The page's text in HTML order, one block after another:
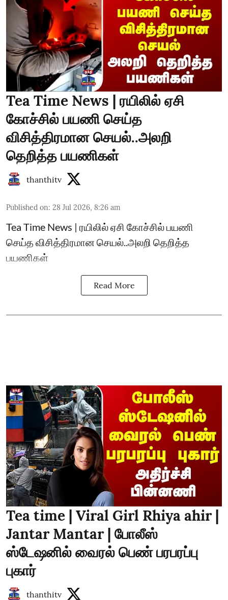
Tea Time News | ரயிலில் ஏசி
கோச்சில் பயணி செய்த
விசித்திரமான செயல்..அலறி
தெறித்த பயணிகள்
thanthitv
Published on: 28 Jul 2026, 8:26 am
Tea Time News | ரயிலில் ஏசி கோச்சில் பயணி
செய்த விசித்திரமான செயல்..அலறி தெறித்த
பயணிகள்
Read More
Tea time | Viral Girl Rhiya ahir |
Jantar Mantar | போலீஸ்
ஸ்டேஷனில் வைரல் பெண் பரபரப்பு
புகார்
thanthitv